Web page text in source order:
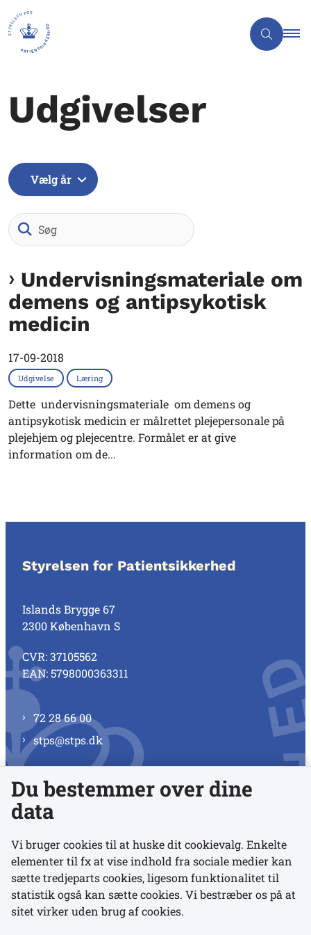
Udgivelser
Vælg år
Undervisningsmateriale om
demens og antipsykotisk
medicin
17-09-2018
Udgivelse Læring
Dette undervisningsmateriale om demens og
antipsykotisk medicin er målrettet plejepersonale på
plejehjem og plejecentre. Formålet er at give
information om de...
Styrelsen for Patientsikkerhed
Islands Brygge 67
2300 København S
CVR: 37105562
EAN: 5798000363311
72 28 66 00
stps@stps.dk
Se alle kontaktnumre
Links
Udgivelser
Du bestemmer over dine
data
Vi bruger cookies til at huske dit cookievalg. Enkelte
elementer til fx at vise indhold fra sociale medier kan
sætte tredjeparts cookies, ligesom funktionalitet til
statistik også kan sætte cookies. Vi bestræber os på at
sitet virker uden brug af cookies.